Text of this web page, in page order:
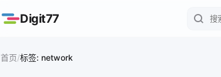
Digit77
首页/标签: network